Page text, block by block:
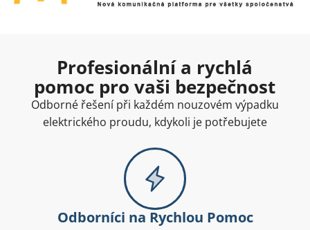
Profesionální a rychlá
pomoc pro vaši bezpečnost
Odborné řešení při každém nouzovém výpadku
elektrického proudu, kdykoli je potřebujete
Odborníci na Rychlou Pomoc